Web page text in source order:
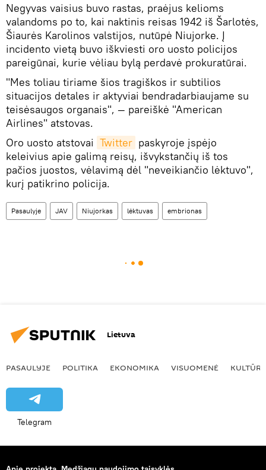
Negyvas vaisius buvo rastas, praėjus kelioms
valandoms po to, kai naktinis reisas 1942 iš Šarlotės,
Šiaurės Karolinos valstijos, nutūpė Niujorke. Į
incidento vietą buvo iškviesti oro uosto policijos
pareigūnai, kurie vėliau bylą perdavė prokuratūrai.
"Mes toliau tiriame šios tragiškos ir subtilios
situacijos detales ir aktyviai bendradarbiaujame su
teisėsaugos organais", — pareiškė "American
Airlines" atstovas.
Oro uosto atstovai Twitter paskyroje įspėjo
keleivius apie galimą reisų, išvykstančių iš tos
pačios juostos, vėlavimą dėl "neveikiančio lėktuvo",
kurį patikrino policija.
Pasaulyje JAV Niujorkas lėktuvas embrionas
Lietuva
PASAULYJE POLITIKA EKONOMIKA VISUOMENĖ KULTŪRA
Telegram